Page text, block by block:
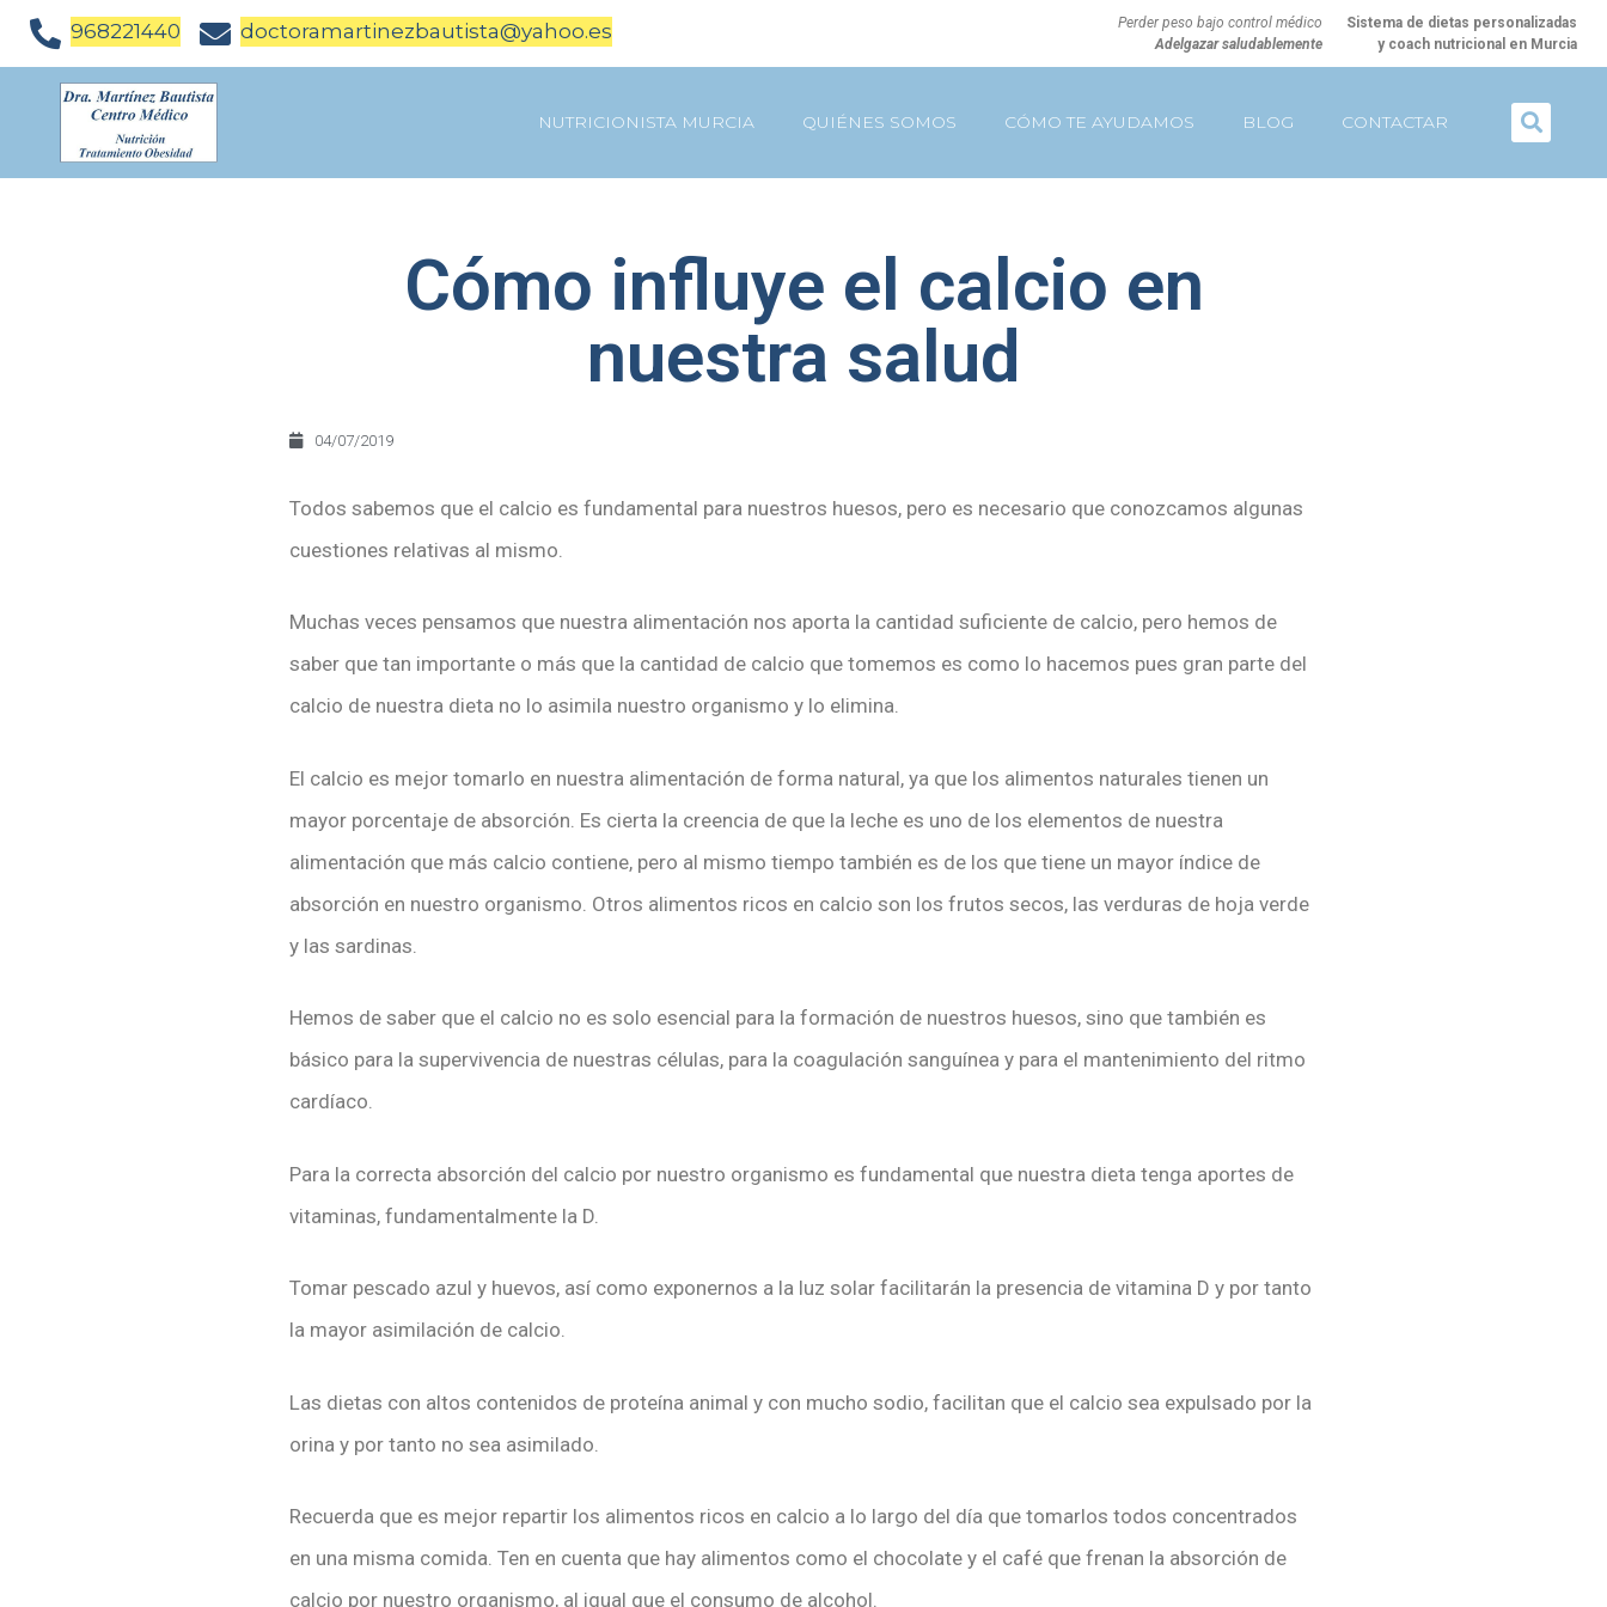
968221440 doctoramartinezbautista@yahoo.es
Perder peso bajo control médico
Adelgazar saludablemente
Sistema de dietas personalizadas
y coach nutricional en Murcia
NUTRICIONISTA MURCIA QUIÉNES SOMOS CÓMO TE AYUDAMOS BLOG CONTACTAR
Cómo influye el calcio en
nuestra salud
04/07/2019
Todos sabemos que el calcio es fundamental para nuestros huesos, pero es necesario que conozcamos algunas
cuestiones relativas al mismo.
Muchas veces pensamos que nuestra alimentación nos aporta la cantidad suficiente de calcio, pero hemos de
saber que tan importante o más que la cantidad de calcio que tomemos es como lo hacemos pues gran parte del
calcio de nuestra dieta no lo asimila nuestro organismo y lo elimina.
El calcio es mejor tomarlo en nuestra alimentación de forma natural, ya que los alimentos naturales tienen un
mayor porcentaje de absorción. Es cierta la creencia de que la leche es uno de los elementos de nuestra
alimentación que más calcio contiene, pero al mismo tiempo también es de los que tiene un mayor índice de
absorción en nuestro organismo. Otros alimentos ricos en calcio son los frutos secos, las verduras de hoja verde
y las sardinas.
Hemos de saber que el calcio no es solo esencial para la formación de nuestros huesos, sino que también es
básico para la supervivencia de nuestras células, para la coagulación sanguínea y para el mantenimiento del ritmo
cardíaco.
Para la correcta absorción del calcio por nuestro organismo es fundamental que nuestra dieta tenga aportes de
vitaminas, fundamentalmente la D.
Tomar pescado azul y huevos, así como exponernos a la luz solar facilitarán la presencia de vitamina D y por tanto
la mayor asimilación de calcio.
Las dietas con altos contenidos de proteína animal y con mucho sodio, facilitan que el calcio sea expulsado por la
orina y por tanto no sea asimilado.
Recuerda que es mejor repartir los alimentos ricos en calcio a lo largo del día que tomarlos todos concentrados
en una misma comida. Ten en cuenta que hay alimentos como el chocolate y el café que frenan la absorción de
calcio por nuestro organismo, al igual que el consumo de alcohol.